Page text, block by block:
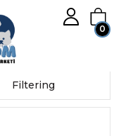
0
Filtering